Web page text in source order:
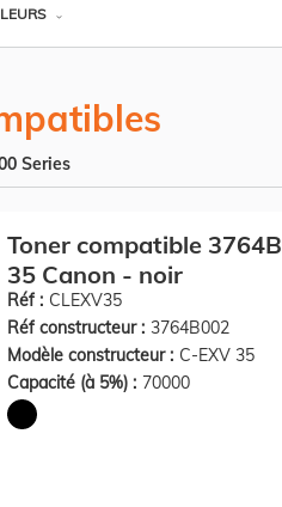
Series
Toner compatible
35 Canon - noir
Réf : CLEXV35
Réf constructeur : 3764B002
Modèle constructeur : C-EXV 35
Capacité (à 5%) : 70000